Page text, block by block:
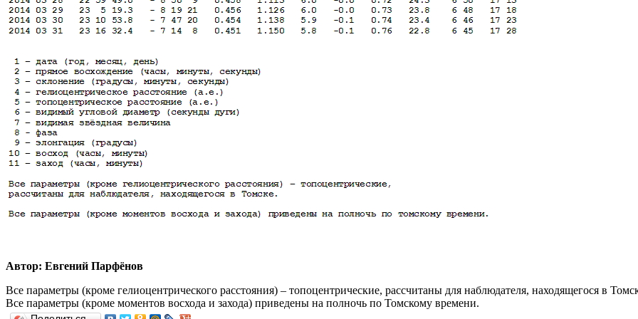
Автор: Евгений Парфёнов
Все параметры (кроме гелиоцентрического расстояния) – топоцентрические, рассчитаны для наблюдателя, находящегося в
Все параметры (кроме моментов восхода и захода) приведены на полночь по Томскому времени.